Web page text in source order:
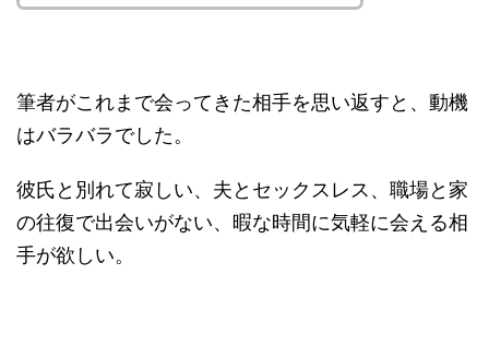
筆者がこれまで会ってきた相手を思い返すと、動機
はバラバラでした。
彼氏と別れて寂しい、夫とセックスレス、職場と家
の往復で出会いがない、暇な時間に気軽に会える相
手が欲しい。